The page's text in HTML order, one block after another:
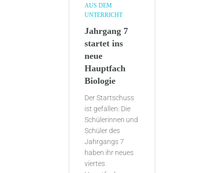
AUS DEM
UNTERRICHT
Jahrgang 7
startet ins
neue
Hauptfach
Biologie
Der Startschuss
ist gefallen: Die
Schülerinnen und
Schüler des
Jahrgangs 7
haben ihr neues
viertes